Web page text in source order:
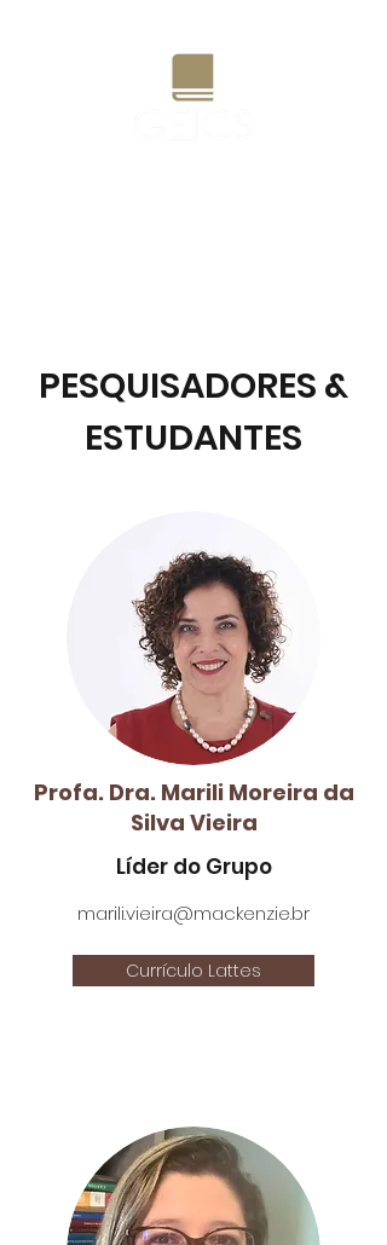
PESQUISADORES &
ESTUDANTES
Profa. Dra. Marili Moreira da
Silva Vieira
Líder do Grupo
marili.vieira@mackenzie.br
Currículo Lattes